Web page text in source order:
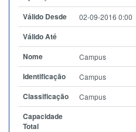
Válido Desde
02-09-2016 0:00
Válido Até
Nome
Campus
Identificação Campus
Classificação Campus
Capacidade
Total